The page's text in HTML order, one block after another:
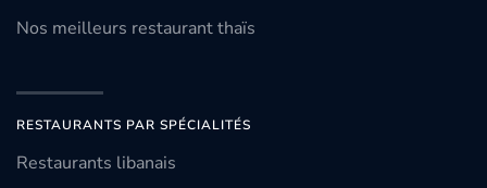
Nos meilleurs restaurant thaïs
RESTAURANTS PAR SPÉCIALITÉS
Restaurants libanais